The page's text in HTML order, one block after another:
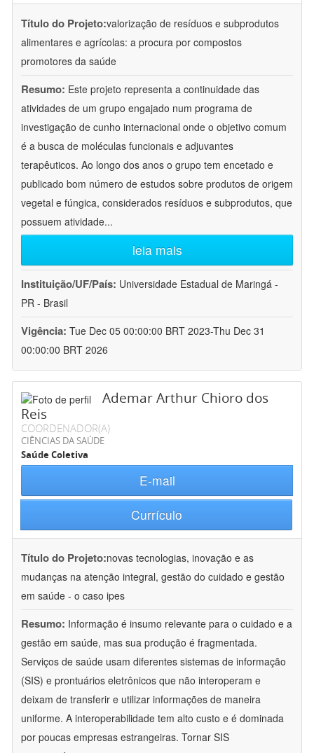
Título do Projeto:valorização de resíduos e subprodutos
alimentares e agrícolas: a procura por compostos
promotores da saúde
Resumo: Este projeto representa a continuidade das
atividades de um grupo engajado num programa de
investigação de cunho internacional onde o objetivo comum
é a busca de moléculas funcionais e adjuvantes
terapêuticos. Ao longo dos anos o grupo tem encetado e
publicado bom número de estudos sobre produtos de origem
vegetal e fúngica, considerados resíduos e subprodutos, que
possuem atividade...
leia mais
Instituição/UF/País: Universidade Estadual de Maringá -
PR - Brasil
Vigência: Tue Dec 05 00:00:00 BRT 2023-Thu Dec 31
00:00:00 BRT 2026
Ademar Arthur Chioro dos
Reis
COORDENADOR(A)
CIÊNCIAS DA SAÚDE
Saúde Coletiva
E-mail
Currículo
Título do Projeto:novas tecnologias, inovação e as
mudanças na atenção integral, gestão do cuidado e gestão
em saúde - o caso ipes
Resumo: Informação é insumo relevante para o cuidado e a
gestão em saúde, mas sua produção é fragmentada.
Serviços de saúde usam diferentes sistemas de informação
(SIS) e prontuários eletrônicos que não interoperam e
deixam de transferir e utilizar informações de maneira
uniforme. A interoperabilidade tem alto custo e é dominada
por poucas empresas estrangeiras. Tornar SIS